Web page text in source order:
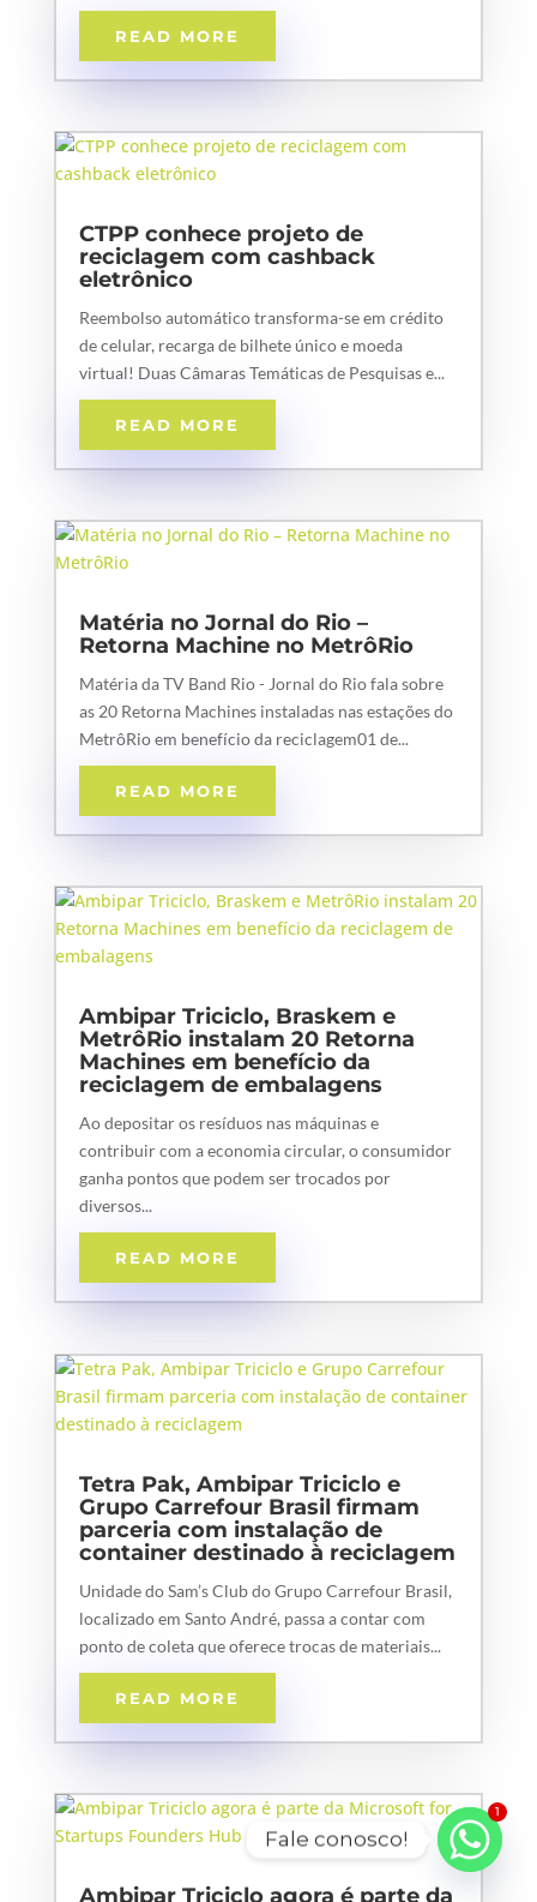
READ MORE
CTPP conhece projeto de
reciclagem com cashback
eletrônico
Reembolso automático transforma-se em crédito
de celular, recarga de bilhete único e moeda
virtual! Duas Câmaras Temáticas de Pesquisas e...
READ MORE
Matéria no Jornal do Rio –
Retorna Machine no MetrôRio
Matéria da TV Band Rio - Jornal do Rio fala sobre
as 20 Retorna Machines instaladas nas estações do
MetrôRio em benefício da reciclagem01 de...
READ MORE
Ambipar Triciclo, Braskem e
MetrôRio instalam 20 Retorna
Machines em benefício da
reciclagem de embalagens
Ao depositar os resíduos nas máquinas e
contribuir com a economia circular, o consumidor
ganha pontos que podem ser trocados por
diversos...
READ MORE
Tetra Pak, Ambipar Triciclo e
Grupo Carrefour Brasil firmam
parceria com instalação de
container destinado à reciclagem
Unidade do Sam’s Club do Grupo Carrefour Brasil,
localizado em Santo André, passa a contar com
ponto de coleta que oferece trocas de materiais...
READ MORE
Ambipar Triciclo agora é parte da
1
Fale conosco!